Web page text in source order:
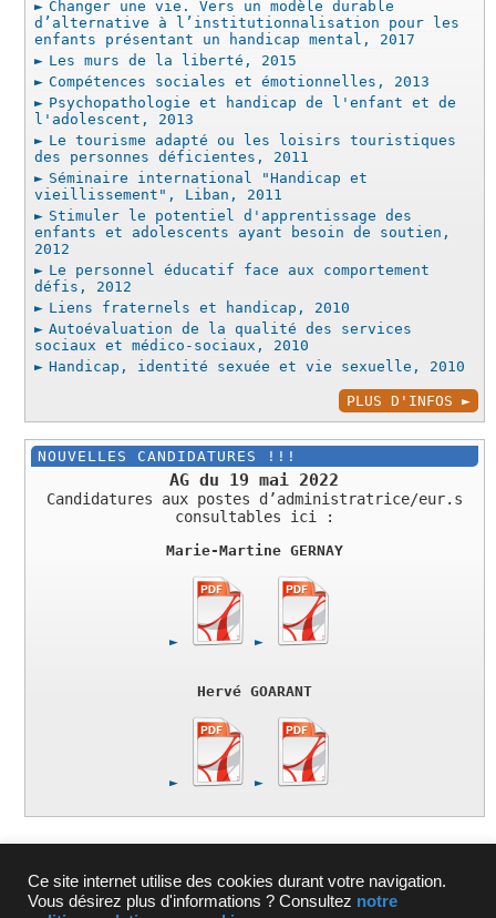
Changer une vie. Vers un modèle durable
d’alternative à l’institutionnalisation pour les
enfants présentant un handicap mental, 2017
Les murs de la liberté, 2015
Compétences sociales et émotionnelles, 2013
Psychopathologie et handicap de l'enfant et de
l'adolescent, 2013
Le tourisme adapté ou les loisirs touristiques
des personnes déficientes, 2011
Séminaire international "Handicap et
vieillissement", Liban, 2011
Stimuler le potentiel d'apprentissage des
enfants et adolescents ayant besoin de soutien,
2012
Le personnel éducatif face aux comportement
défis, 2012
Liens fraternels et handicap, 2010
Autoévaluation de la qualité des services
sociaux et médico-sociaux, 2010
Handicap, identité sexuée et vie sexuelle, 2010
PLUS D'INFOS
NOUVELLES CANDIDATURES !!!
AG du 19 mai 2022
Candidatures aux postes d’administratrice/eur.s
consultables ici :
Marie-Martine GERNAY
Hervé GOARANT
MENTIONS LÉGALES|LIENS|PLAN DU SITE|NOUS
CONTACTER
Ce site internet utilise des cookies durant votre navigation.
Vous désirez plus d'informations ? Consultez notre